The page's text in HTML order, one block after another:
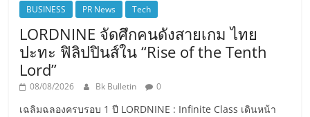
BUSINESS PR News Tech
LORDNINE จัดศึกคนดังสายเกม ไทย
ปะทะ ฟิลิปปินส์ใน “Rise of the Tenth
Lord”
08/08/2026 Bk Bulletin 0
เฉลิมฉลองครบรอบ 1 ปี LORDNINE : Infinite Class เดินหน้า